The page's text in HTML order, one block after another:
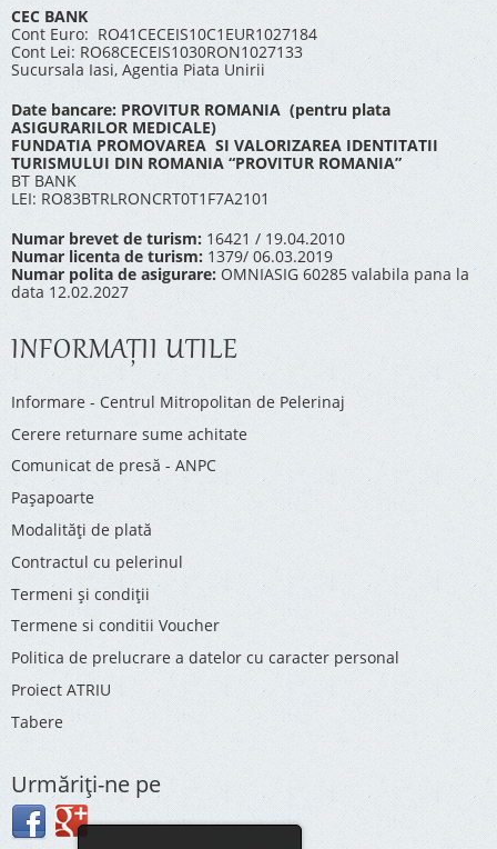
CEC BANK
Cont Euro: RO41CECEIS10C1EUR1027184
Cont Lei: RO68CECEIS1030RON1027133
Sucursala Iasi, Agentia Piata Unirii
Date bancare: PROVITUR ROMANIA (pentru plata
ASIGURARILOR MEDICALE)
FUNDATIA PROMOVAREA SI VALORIZAREA IDENTITATII
TURISMULUI DIN ROMANIA “PROVITUR ROMANIA”
BT BANK
LEI: RO83BTRLRONCRT0T1F7A2101
Numar brevet de turism: 16421 / 19.04.2010
Numar licenta de turism: 1379/ 06.03.2019
Numar polita de asigurare: OMNIASIG 60285 valabila pana la
data 12.02.2027
INFORMAŢII UTILE
Informare - Centrul Mitropolitan de Pelerinaj
Cerere returnare sume achitate
Comunicat de presă - ANPC
Pașapoarte
Modalități de plată
Contractul cu pelerinul
Termeni și condiții
Termene si conditii Voucher
Politica de prelucrare a datelor cu caracter personal
Proiect ATRIU
Tabere
Urmăriţi-ne pe